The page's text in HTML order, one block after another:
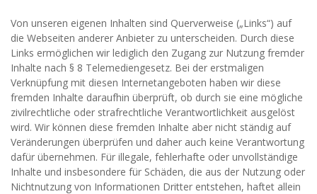
Von unseren eigenen Inhalten sind Querverweise („Links“) auf
die Webseiten anderer Anbieter zu unterscheiden. Durch diese
Links ermöglichen wir lediglich den Zugang zur Nutzung fremder
Inhalte nach § 8 Telemediengesetz. Bei der erstmaligen
Verknüpfung mit diesen Internetangeboten haben wir diese
fremden Inhalte daraufhin überprüft, ob durch sie eine mögliche
zivilrechtliche oder strafrechtliche Verantwortlichkeit ausgelöst
wird. Wir können diese fremden Inhalte aber nicht ständig auf
Veränderungen überprüfen und daher auch keine Verantwortung
dafür übernehmen. Für illegale, fehlerhafte oder unvollständige
Inhalte und insbesondere für Schäden, die aus der Nutzung oder
Nichtnutzung von Informationen Dritter entstehen, haftet allein